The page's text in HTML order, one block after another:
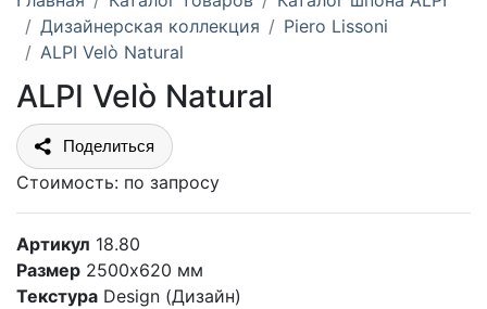
Дизайнерская коллекция
Piero Lissoni
ALPI Velò Natural
ALPI Velò Natural
Поделиться
Стоимость: по запросу
Артикул 18.80
Размер 2500х620 мм
Текстура Design (Дизайн)